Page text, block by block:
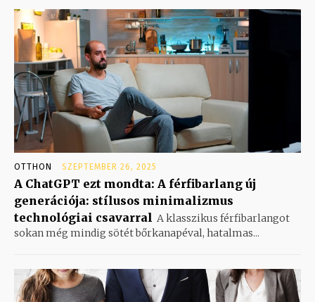
OTTHON SZEPTEMBER 26, 2025
A ChatGPT ezt mondta: A férfibarlang új
generációja: stílusos minimalizmus
technológiai csavarral A klasszikus férfibarlangot
sokan még mindig sötét bőrkanapéval, hatalmas...